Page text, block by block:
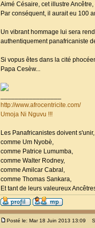
Aimé Césaire, cet illustre
Par conséquent, il aurait eu 100
Un vibrant hommage lui sera
authentiquement panafricaniste
Si vopus êtes dans la cité
Papa Cesèw...
http://www.afrocentricite.com/
Umoja Ni Nguvu !!!
Les Panafricanistes doivent
comme Um Nyobè,
comme Patrice Lumumba,
comme Walter Rodney,
comme Amilcar Cabral,
comme Thomas Sankara,
Et tant de leurs valeureux
Posté le: Mar 18 Juin 2013 13:09